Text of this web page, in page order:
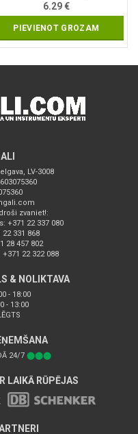
6.29€
PIEVIENOT GROZAM
LV-3008
zvaniet!:
+371 22 337 080
331 868
28 457 802
22 322 088
& NOLIKTAVA
- 18:00
- 13:00
24/7 ⬤⬤⬤
LAIKĀ RŪPĒJAS